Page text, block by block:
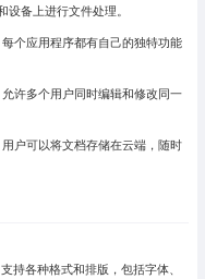
备上进行文件处理。
个应用程序都有自己的独特功能
许多个用户同时编辑和修改同一
户可以将文档存储在云端，随时
持各种格式和排版，包括字体、